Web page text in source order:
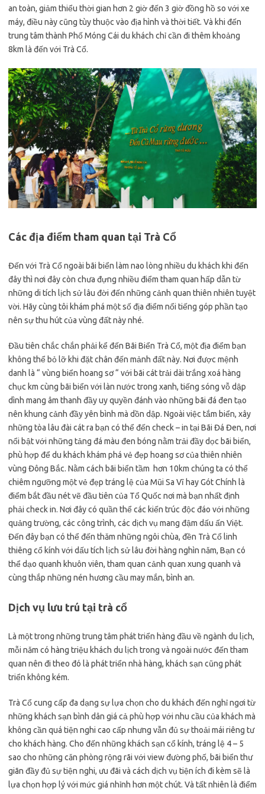
an toàn, giảm thiểu thời gian hơn 2 giờ đến 3 giờ đồng hồ so với xe
máy, điều này cũng tùy thuộc vào địa hình và thời tiết. Và khi đến
trung tâm thành Phố Móng Cái du khách chỉ cần đi thêm khoảng
8km là đến với Trà Cổ.
Các địa điểm tham quan tại Trà Cổ
Đến với Trà Cổ ngoài bãi biển làm nao lòng nhiều du khách khi đến
đây thì nơi đây còn chưa đựng nhiều điểm tham quan hấp dẫn từ
những di tích lịch sử lâu đời đến những cảnh quan thiên nhiên tuyệt
vời. Hãy cùng tôi khám phá một số địa điểm nổi tiếng góp phần tạo
nên sự thu hút của vùng đất này nhé.
Đầu tiên chắc chắn phải kể đến Bãi Biển Trà Cổ, một địa điểm bạn
không thể bỏ lỡ khi đặt chân đến mảnh đất này. Nơi được mệnh
danh là “ vùng biển hoang sơ “ với bãi cát trải dài trắng xoá hàng
chục km cùng bãi biển với làn nước trong xanh, tiếng sóng vỗ dập
dình mang âm thanh đầy uy quyền đánh vào những bãi đá đen tạo
nên khung cảnh đầy yên bình mà dồn dập. Ngoài việc tắm biển, xây
những tòa lâu đài cát ra bạn có thể đến check – in tại Bãi Đá Đen, nơi
nổi bật với những tảng đá màu đen bóng nằm trải đầy dọc bãi biển,
phù hợp để du khách khám phá vẻ đẹp hoang sơ của thiên nhiên
vùng Đông Bắc. Nằm cách bãi biển tầm hơn 10km chúng ta có thể
chiêm ngưỡng một vẻ đẹp tráng lệ của Mũi Sa Vĩ hay Gót Chính là
điểm bắt đầu nét vẽ đầu tiên của Tổ Quốc nơi mà bạn nhất định
phải check in. Nơi đây có quần thể các kiến trúc độc đáo với những
quảng trường, các công trình, các dịch vụ mang đậm dấu ấn Việt.
Đến đây bạn có thể đến thăm những ngôi chùa, đền Trà Cổ linh
thiêng cổ kính với dấu tích lịch sử lâu đời hàng nghìn năm, Bạn có
thể dạo quanh khuôn viên, tham quan cảnh quan xung quanh và
cùng thắp những nén hương cầu may mắn, bình an.
Dịch vụ lưu trú tại trà cổ
Là một trong những trung tâm phát triển hàng đầu về ngành du lịch,
mỗi năm có hàng triệu khách du lịch trong và ngoài nước đến tham
quan nên đi theo đó là phát triển nhà hàng, khách sạn cũng phát
triển không kém.
Trà Cổ cung cấp đa dạng sự lựa chọn cho du khách đến nghỉ ngơi từ
những khách sạn bình dân giá cả phù hợp với nhu cầu của khách mà
không cần quá tiện nghi cao cấp nhưng vẫn đủ sự thoải mái riêng tư
cho khách hàng. Cho đến những khách sạn cổ kính, tráng lệ 4 – 5
sao cho những căn phòng rộng rãi với view đường phố, bãi biển thư
giãn đầy đủ sự tiện nghi, ưu đãi và cách dịch vụ tiện ích đi kèm sẽ là
lựa chọn hợp lý với mức giá nhỉnh hơn một chút. Và tất nhiên là điểm